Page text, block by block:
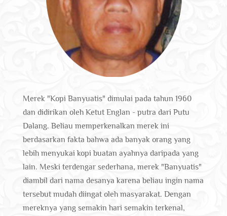
Merek "Kopi Banyuatis" dimulai pada tahun 1960
dan didirikan oleh Ketut Englan - putra dari Putu
Dalang. Beliau memperkenalkan merek ini
berdasarkan fakta bahwa ada banyak orang yang
lebih menyukai kopi buatan ayahnya daripada yang
lain. Meski terdengar sederhana, merek "Banyuatis"
diambil dari nama desanya karena beliau ingin nama
tersebut mudah diingat oleh masyarakat. Dengan
mereknya yang semakin hari semakin terkenal,